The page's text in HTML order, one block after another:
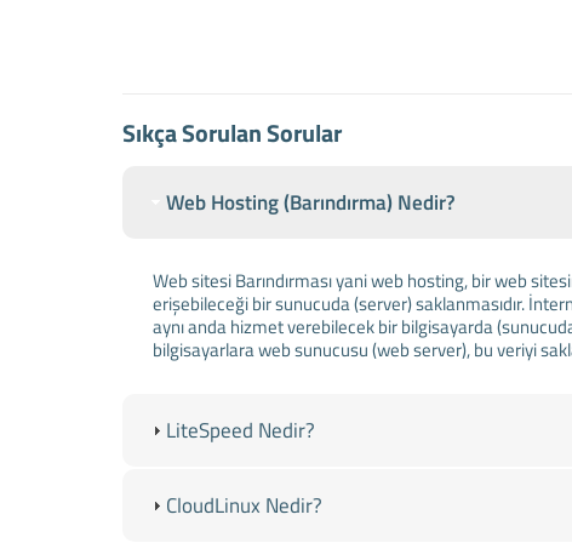
Sıkça Sorulan Sorular
Web Hosting (Barındırma) Nedir?
Web sitesi Barındırması yani web hosting, bir web
erişebileceği bir sunucuda (server) saklanmasıdır.
aynı anda hizmet verebilecek bir bilgisayarda
bilgisayarlara web sunucusu (web server), bu veriyi
LiteSpeed Nedir?
CloudLinux Nedir?